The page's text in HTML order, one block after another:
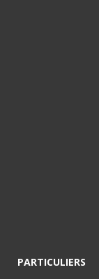
PARTICULIERS